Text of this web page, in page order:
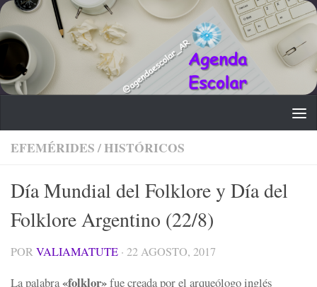
Saltar al contenido
EFEMÉRIDES/HISTÓRICOS
Día Mundial del Folklore y Día del
Folklore Argentino (22/8)
POR VALIAMATUTE · 22 AGOSTO, 2017
La palabra«folklor»fue creada por el arqueólogo inglés